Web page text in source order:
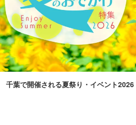
千葉で開催される夏祭り・イベント2026